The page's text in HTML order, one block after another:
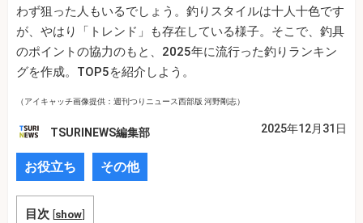
わず狙った人もいるでしょう。釣りスタイルは十人十色です
が、やはり「トレンド」も存在している様子。そこで、釣具
のポイントの協力のもと、2025年に流行った釣りランキン
グを作成。TOP5を紹介しよう。
（アイキャッチ画像提供：週刊つりニュース西部版 河野剛志）
TSURINEWS編集部 2025年12月31日
お役立ち その他
目次 [show]